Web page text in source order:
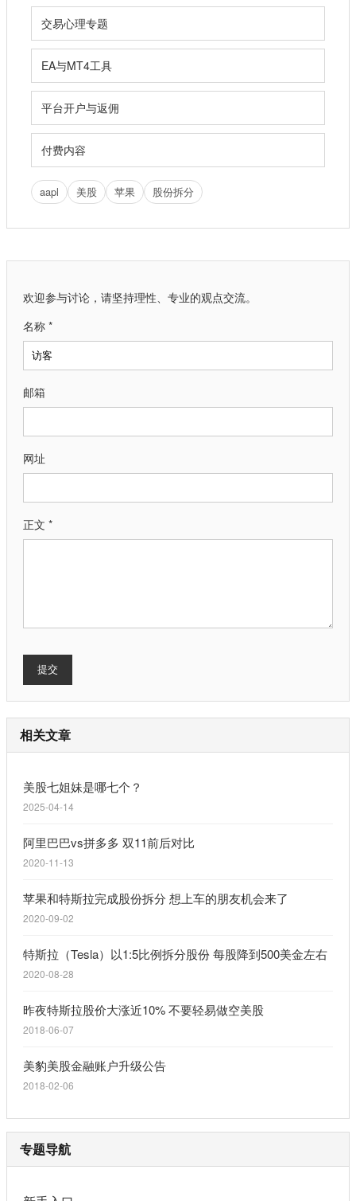
交易心理专题
EA与MT4工具
平台开户与返佣
付费内容
aapl 美股 苹果 股份拆分
欢迎参与讨论，请坚持理性、专业的观点交流。
名称 *
邮箱
网址
正文 *
提交
相关文章
美股七姐妹是哪七个？
2025-04-14
阿里巴巴vs拼多多 双11前后对比
2020-11-13
苹果和特斯拉完成股份拆分 想上车的朋友机会来了
2020-09-02
特斯拉（Tesla）以1:5比例拆分股份 每股降到500美金左右
2020-08-28
昨夜特斯拉股价大涨近10% 不要轻易做空美股
2018-06-07
美豹美股金融账户升级公告
2018-02-06
专题导航